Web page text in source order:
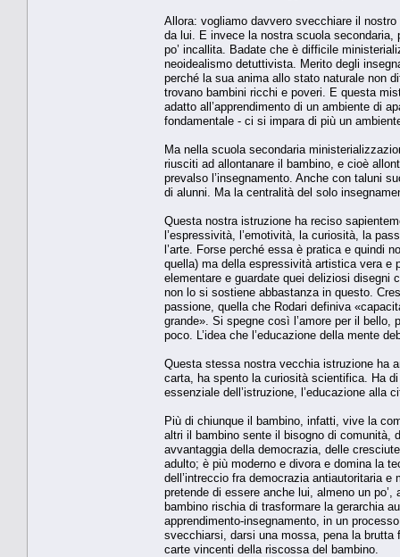
Allora: vogliamo davvero svecchiare il
da lui. E invece la nostra scuola
po’ incallita. Badate che è difficile
neoidealismo detuttivista. Merito degli
perché la sua anima allo stato naturale non
trovano bambini ricchi e poveri. E questa
adatto all’apprendimento di un ambiente di
fondamentale - ci si impara di più un
Ma nella scuola secondaria
riusciti ad allontanare il bambino, e cioè
prevalso l’insegnamento. Anche con taluni
di alunni. Ma la centralità del solo
Questa nostra istruzione ha reciso
l’espressività, l’emotività, la curiosità, la
l’arte. Forse perché essa è pratica e quindi
quella) ma della espressività artistica vera e
elementare e guardate quei deliziosi disegni
non lo si sostiene abbastanza in questo.
passione, quella che Rodari definiva
grande». Si spegne così l’amore per il bello,
poco. L’idea che l’educazione della mente
Questa stessa nostra vecchia istruzione ha
carta, ha spento la curiosità scientifica. Ha
essenziale dell’istruzione, l’educazione alla
Più di chiunque il bambino, infatti, vive la
altri il bambino sente il bisogno di comunità,
avvantaggia della democrazia, delle
adulto; è più moderno e divora e domina la
dell’intreccio fra democrazia antiautoritaria
pretende di essere anche lui, almeno un
bambino rischia di trasformare la gerarchia
apprendimento-insegnamento, in un
svecchiarsi, darsi una mossa, pena la
carte vincenti della riscossa del bambino.